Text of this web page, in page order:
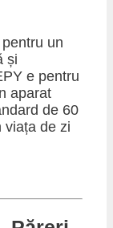
un
și
e pentru
aparat
de 60
viața de zi